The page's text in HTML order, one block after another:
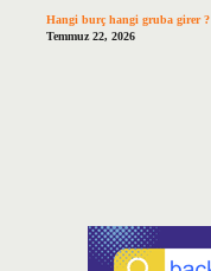
Hangi burç hangi gruba girer ?
Temmuz 22, 2026